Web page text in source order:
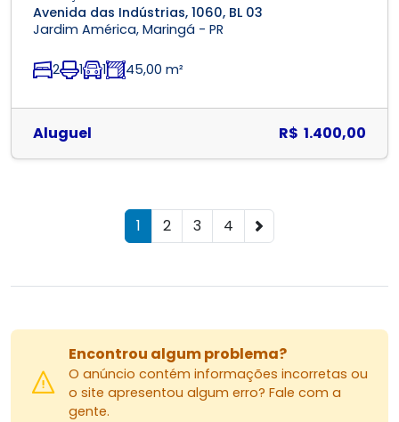
Avenida das Indústrias, 1060, BL 03
Jardim América, Maringá - PR
2 1 1 45,00 m²
Aluguel R$ 1.400,00
1 2 3 4
Encontrou algum problema?
O anúncio contém informações incorretas ou
o site apresentou algum erro? Fale com a
gente.